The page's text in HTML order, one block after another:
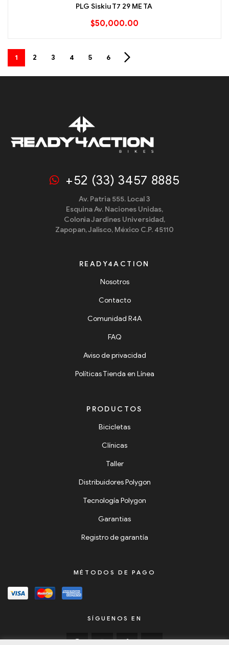
PLG Siskiu T7 29 ME TA
$50,000.00
1 2 3 4 5 6
+52 (33) 3457 8885
Av. Patria 555. Local 3
Esquina Av. Naciones Unidas,
Colonia Jardines Universidad,
Zapopan, Jalisco, México C.P. 45110
READY4ACTION
Nosotros
Contacto
Comunidad R4A
FAQ
Aviso de privacidad
Políticas Tienda en Línea
PRODUCTOS
Bicicletas
Clínicas
Taller
Distribuidores Polygon
Tecnología Polygon
Garantias
Registro de garantía
MÉTODOS DE PAGO
SÍGUENOS EN